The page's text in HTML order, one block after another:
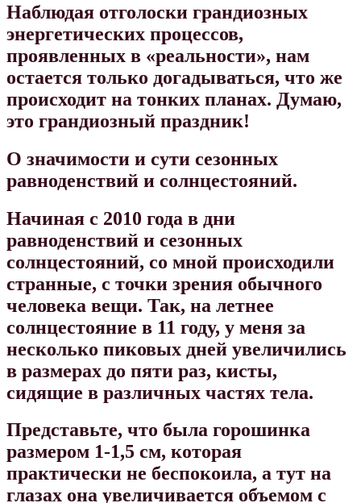
Наблюдая отголоски грандиозных
энергетических процессов,
проявленных в «реальности», нам
остается только догадываться, что же
происходит на тонких планах. Думаю,
это грандиозный праздник!
О значимости и сути сезонных
равноденствий и солнцестояний.
Начиная с 2010 года в дни
равноденствий и сезонных
солнцестояний, со мной происходили
странные, с точки зрения обычного
человека вещи. Так, на летнее
солнцестояние в 11 году, у меня за
несколько пиковых дней увеличились
в размерах до пяти раз, кисты,
сидящие в различных частях тела.
Представьте, что была горошинка
размером 1-1,5 см, которая
практически не беспокоила, а тут на
глазах она увеличивается объемом с